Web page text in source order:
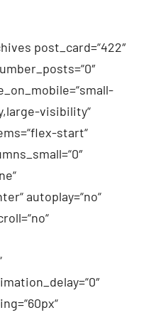
post_card=“422″
visibility“
start“
autoplay=“no“